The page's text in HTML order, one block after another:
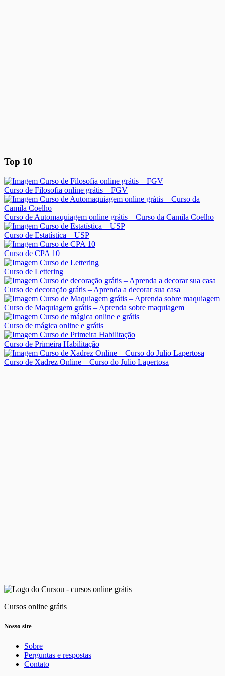
Top 10
Curso de Filosofia online grátis – FGV
Curso de Automaquiagem online grátis – Curso da Camila Coelho
Curso de Estatística – USP
Curso de CPA 10
Curso de Lettering
Curso de decoração grátis – Aprenda a decorar sua casa
Curso de Maquiagem grátis – Aprenda sobre maquiagem
Curso de mágica online e grátis
Curso de Primeira Habilitação
Curso de Xadrez Online – Curso do Julio Lapertosa
Cursos online grátis
Nosso site
Sobre
Perguntas e respostas
Contato